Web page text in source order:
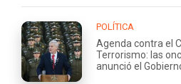
POLÍTICA
Agenda contra el
Terrorismo: las
anunció el